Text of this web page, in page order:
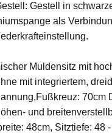
Gestell in
als
Muldensitz mit
mit integriertem,
70cm
und
48cm, Sitztiefe: 48